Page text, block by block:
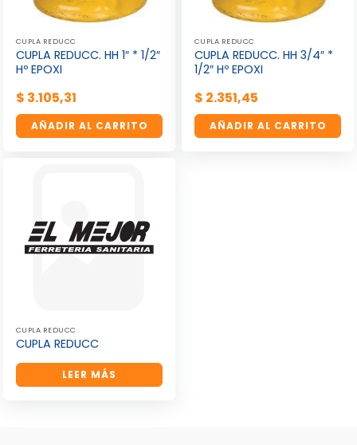
CUPLA REDUCC
CUPLA REDUCC. HH 1″ * 1/2″
Hº EPOXI
$ 3.105,31
AÑADIR AL CARRITO
CUPLA REDUCC
CUPLA REDUCC. HH 3/4″ *
1/2″ Hº EPOXI
$ 2.351,45
AÑADIR AL CARRITO
CUPLA REDUCC
CUPLA REDUCC
LEER MÁS